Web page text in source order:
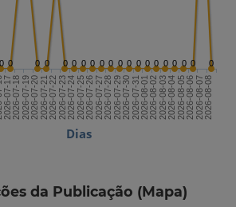
Dias
0 0 0 0 0 0 0 0 0 0 0 0 0 0 0 0 0 0 0 0
2026-07-172026-07-182026-07-192026-07-202026-07-212026-07-222026-07-232026-07-242026-07-252026-07-262026-07-272026-07-282026-07-292026-07-302026-07-312026-08-012026-08-022026-08-032026-08-042026-08-052026-08-062026-08-072026-08-08
da Publicação (Mapa)